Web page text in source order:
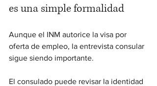
es una simple formalidad
Aunque el INM autorice la visa por
oferta de empleo, la entrevista consular
sigue siendo importante.
El consulado puede revisar la identidad